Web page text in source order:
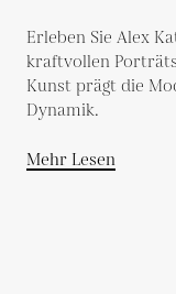
Erleben Sie Alex
kraftvollen
Kunst prägt die
Dynamik.
Mehr Lesen